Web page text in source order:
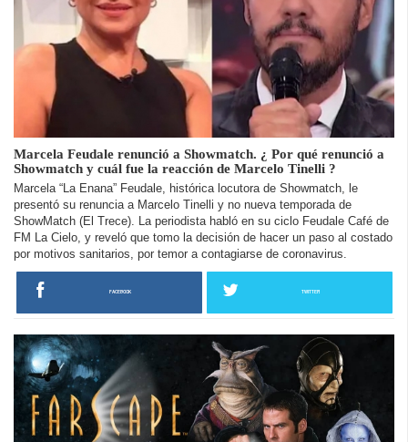
Marcela Feudale renunció a Showmatch. ¿ Por qué renunció a
Showmatch y cuál fue la reacción de Marcelo Tinelli ?
Marcela “La Enana” Feudale, histórica locutora de Showmatch, le
presentó su renuncia a Marcelo Tinelli y no nueva temporada de
ShowMatch (El Trece). La periodista habló en su ciclo Feudale Café de
FM La Cielo, y reveló que tomo la decisión de hacer un paso al costado
por motivos sanitarios, por temor a contagiarse de coronavirus.
FACEBOOK TWITTER